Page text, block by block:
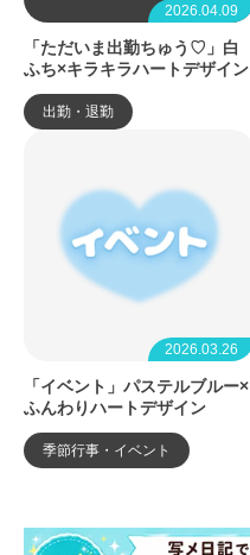
2026.04.09
「ただいま出勤ちゅう♡」白
ふち×キラキラハートデザイン
出勤・退勤
2026.03.26
「イベント」パステルブルー×
ふんわりハートデザイン
季節行事・イベント